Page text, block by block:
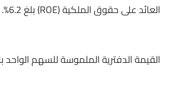
العائد على حقوق الملكية (ROE) بلغ 6.2%.
القيمة الدفترية الملموسة للسهم الواحد بلغت 89.67